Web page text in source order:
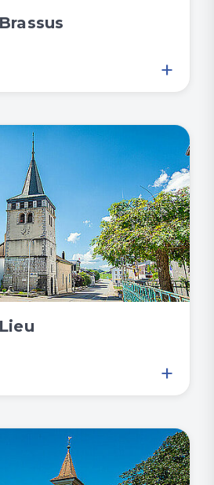
+
+